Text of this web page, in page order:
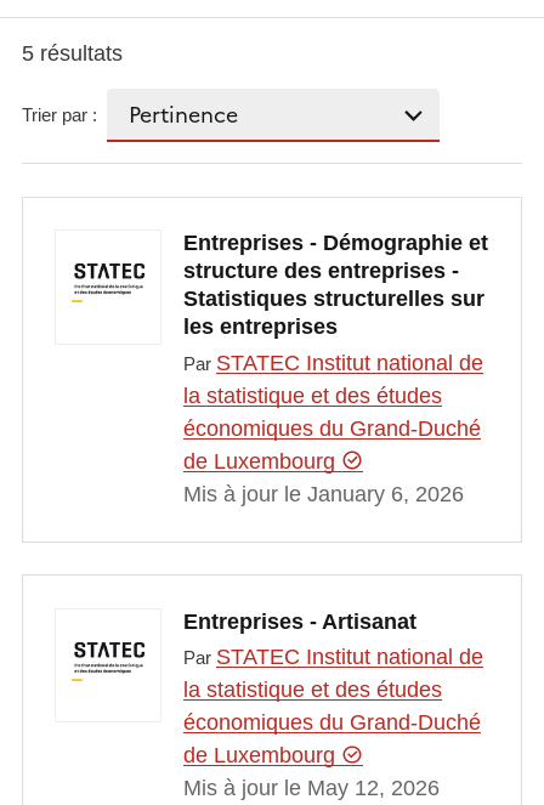
5 résultats
Trier par :
Entreprises - Démographie et
structure des entreprises -
Statistiques structurelles sur
les entreprises
Par STATEC Institut national de
la statistique et des études
économiques du Grand-Duché
de Luxembourg
Mis à jour le January 6, 2026
Entreprises - Artisanat
Par STATEC Institut national de
la statistique et des études
économiques du Grand-Duché
de Luxembourg
Mis à jour le May 12, 2026